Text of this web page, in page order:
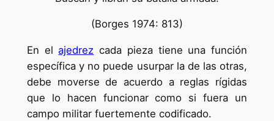
(Borges 1974: 813)
En elajedrez cada pieza tiene una función
específica y no puede usurpar la de las otras,
debe moverse de acuerdo a reglas rígidas
que lo hacen funcionar como si fuera un
campo militar fuertemente codificado.